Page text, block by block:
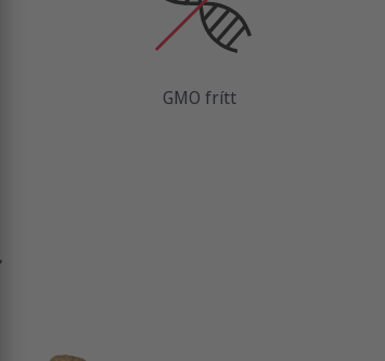
GMO frítt